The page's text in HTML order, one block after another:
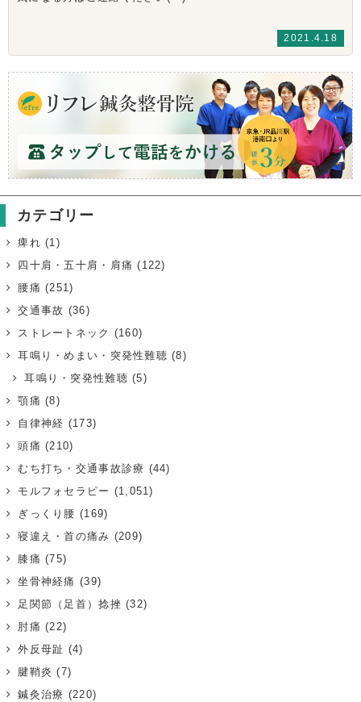
2021.4.18
カテゴリー
痺れ (1)
四十肩・五十肩・肩痛 (122)
腰痛 (251)
交通事故 (36)
ストレートネック (160)
耳鳴り・めまい・突発性難聴 (8)
耳鳴り・突発性難聴 (5)
顎痛 (8)
自律神経 (173)
頭痛 (210)
むち打ち・交通事故診療 (44)
モルフォセラピー (1,051)
ぎっくり腰 (169)
寝違え・首の痛み (209)
膝痛 (75)
坐骨神経痛 (39)
足関節（足首）捻挫 (32)
肘痛 (22)
外反母趾 (4)
腱鞘炎 (7)
鍼灸治療 (220)